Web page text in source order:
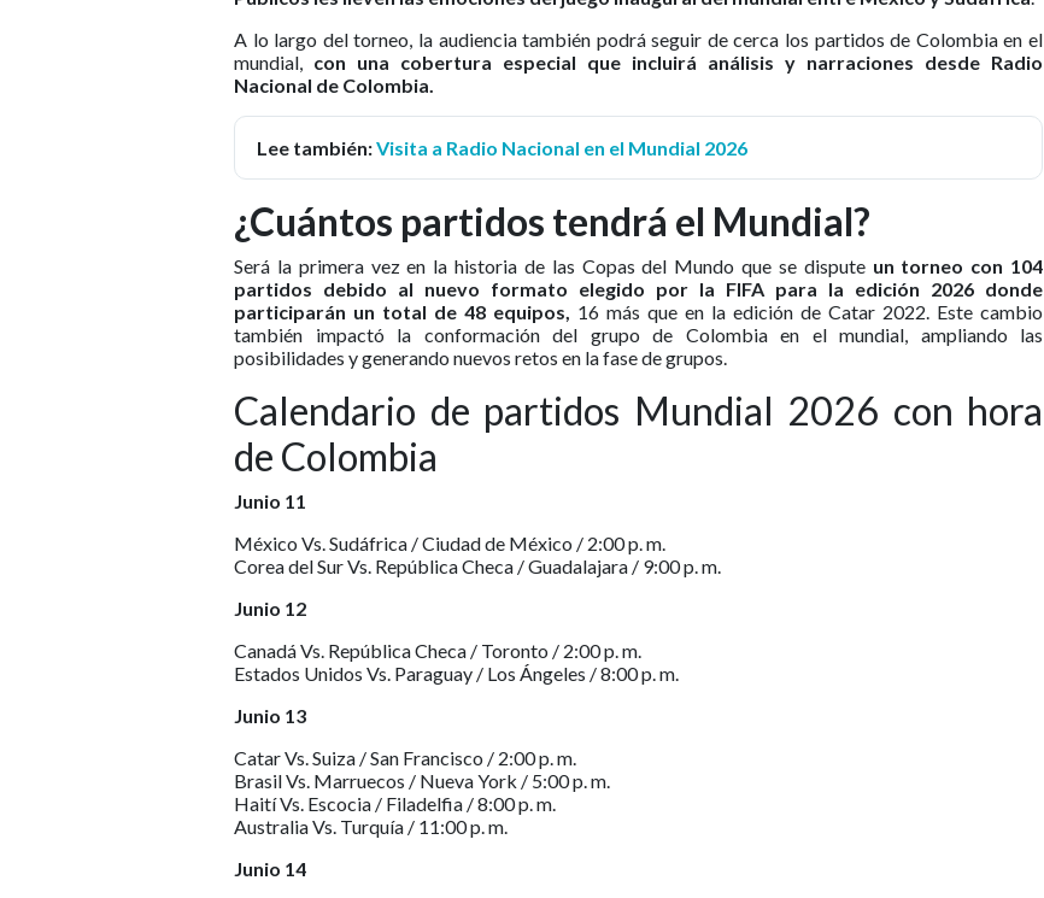
A lo largo del torneo, la audiencia también podrá seguir de cerca los partidos de Colombia en el
mundial, con una cobertura especial que incluirá análisis y narraciones desde Radio
Nacional de Colombia.
Lee también:Visita a Radio Nacional en el Mundial 2026
¿Cuántos partidos tendrá el Mundial?
Será la primera vez en la historia de las Copas del Mundo que se dispute un torneo con 104
partidos debido al nuevo formato elegido por la FIFA para la edición 2026 donde
participarán un total de 48 equipos, 16 más que en la edición de Catar 2022. Este cambio
también impactó la conformación del grupo de Colombia en el mundial, ampliando las
posibilidades y generando nuevos retos en la fase de grupos.
Calendario de partidos Mundial 2026 con hora
de Colombia
Junio 11
México Vs. Sudáfrica / Ciudad de México / 2:00 p. m.
Corea del Sur Vs. República Checa / Guadalajara / 9:00 p. m.
Junio 12
Canadá Vs. República Checa / Toronto / 2:00 p. m.
Estados Unidos Vs. Paraguay / Los Ángeles / 8:00 p. m.
Junio 13
Catar Vs. Suiza / San Francisco / 2:00 p. m.
Brasil Vs. Marruecos / Nueva York / 5:00 p. m.
Haití Vs. Escocia / Filadelfia / 8:00 p. m.
Australia Vs. Turquía / 11:00 p. m.
Junio 14